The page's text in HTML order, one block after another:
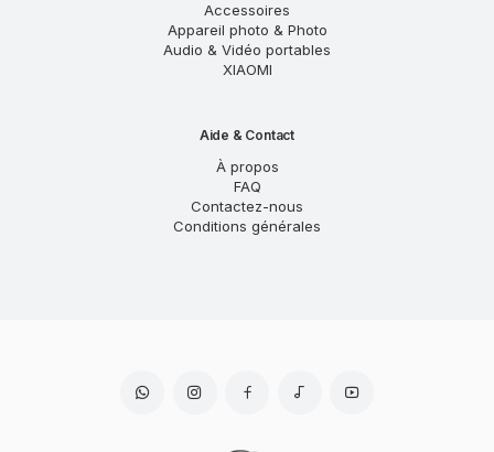
Accessoires
Appareil photo & Photo
Audio & Vidéo portables
XIAOMI
Aide & Contact
À propos
FAQ
Contactez-nous
Conditions générales